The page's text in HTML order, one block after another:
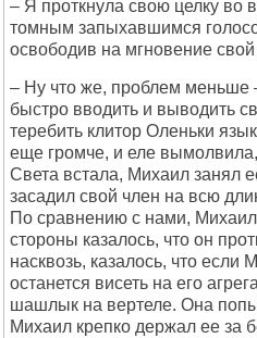
– Я проткнула свою целку во
томным запыхавшимся
освободив на мгновение свой
– Ну что же, проблем меньше
быстро вводить и выводить
теребить клитор Оленьки
еще громче, и еле
Света встала, Михаил занял
засадил свой член на всю
По сравнению с нами,
стороны казалось, что он
насквозь, казалось, что если
останется висеть на его
шашлык на вертеле. Она
Михаил крепко держал ее за